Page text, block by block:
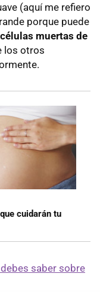
(aquí me refiero
porque puede
muertas de
los otros
cuidarán tu
saber sobre